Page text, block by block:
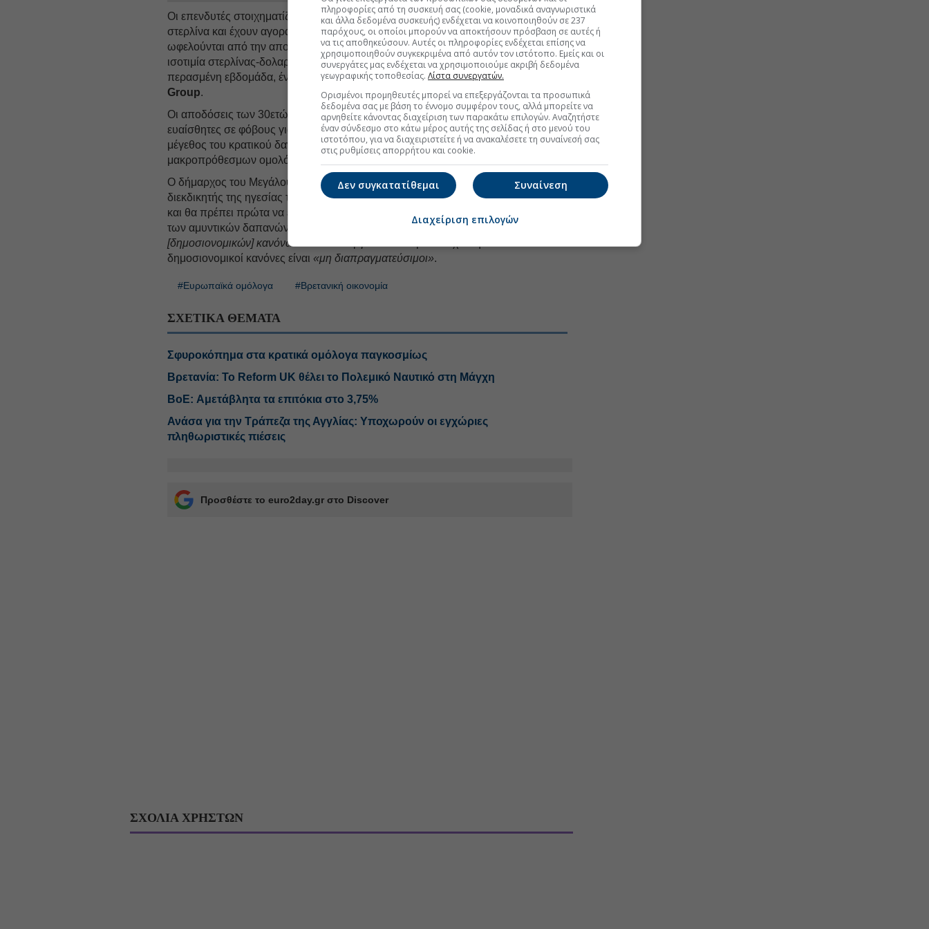
Οι επενδυτές στοιχηματίζουν ότι το εκλογικό αποτέλεσμα θα είναι αρνητικό για τη
στερλίνα και έχουν αγοράσει τα λεγόμενα put options στο νόμισμα, τα οποία
ωφελούνται από την αποδυνάμωσή του. Ταput optionsστη συναλλαγματική
ισοτιμία στερλίνας-δολαρίου αντιστοιχούσαν στο 70% αυτών που πωλήθηκαν την
περασμένη εβδομάδα, έναντι 30% για τα calls, σύμφωνα με στοιχεία της
Group.
Οι αποδόσεις των 30ετών ομολόγων του Ηνωμένου Βασιλείου, οι οποίες είναι
ευαίσθητες σε φόβους για υψηλότερο πληθωρισμό και ανησυχίες σχετικά με το
μέγεθος του κρατικού δανεισμού, έχουν υποαποδώσει έναντι των αντίστοιχων
μακροπρόθεσμων ομολόγων άλλων χωρών τις τελευταίες εβδομάδες.
Ο δήμαρχος του Μεγάλου Μάντσεστερ Άντι Μπέρναμ-ο οποίος θεωρείται πιθανός
διεκδικητής της ηγεσίας του Στάρμερ σε ενδεχόμενη εσωκομματική αναμέτρηση, αν
και θα πρέπει πρώτα να εκλεγεί βουλευτής- δήλωσε την Τετάρτη ότι μια αύξηση
των αμυντικών δαπανών θα μπορούσε να εξεταστεί
«κατ’ εξαίρεση εκτός των
[δημοσιονομικών] κανόνων»
δημοσιονομικοί κανόνες είναι«μη διαπραγματεύσιμοι».
#Ευρωπαϊκά ομόλογα #Βρετανική οικονομία
ΣΧΕΤΙΚΑ ΘΕΜΑΤΑ
Σφυροκόπημα στα κρατικά ομόλογα παγκοσμίως
Βρετανία: Το Reform UK θέλει το Πολεμικό Ναυτικό στη Μάγχη
BoE: Αμετάβλητα τα επιτόκια στο 3,75%
Ανάσα για την Τράπεζα της Αγγλίας: Υποχωρούν οι εγχώριες
πληθωριστικές πιέσεις
Προσθέστε το euro2day.gr στο Discover
ΣΧΟΛΙΑ ΧΡΗΣΤΩΝ
πληροφορίες από τη συσκευή σας (cookie, μοναδικά αναγνωριστικά
και άλλα δεδομένα συσκευής) ενδέχεται να κοινοποιηθούν σε 237
παρόχους, οι οποίοι μπορούν να αποκτήσουν πρόσβαση σε αυτές ή
να τις αποθηκεύσουν. Αυτές οι πληροφορίες ενδέχεται επίσης να
χρησιμοποιηθούν συγκεκριμένα από αυτόν τον ιστότοπο. Εμείς και οι
συνεργάτες μας ενδέχεται να χρησιμοποιούμε ακριβή δεδομένα
γεωγραφικής τοποθεσίας. Λίστα συνεργατών.
Ορισμένοι προμηθευτές μπορεί να επεξεργάζονται τα προσωπικά
δεδομένα σας με βάση το έννομο συμφέρον τους, αλλά μπορείτε να
αρνηθείτε κάνοντας διαχείριση των παρακάτω επιλογών. Αναζητήστε
έναν σύνδεσμο στο κάτω μέρος αυτής της σελίδας ή στο μενού του
ιστοτόπου, για να διαχειριστείτε ή να ανακαλέσετε τη συναίνεσή σας
στις ρυθμίσεις απορρήτου και cookie.
Συναίνεση
Δεν συγκατατίθεμαι
Διαχείριση επιλογών